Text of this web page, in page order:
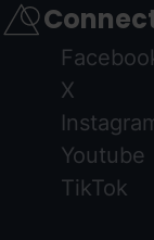
X
Youtube
TikTok